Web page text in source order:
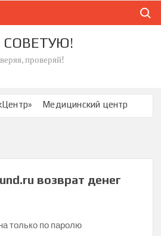
СОВЕТУЮ!
проверяй!
Медицинский центр
по лечению асептического
клиник “Дантистъ”
возврат денег
только по паролю